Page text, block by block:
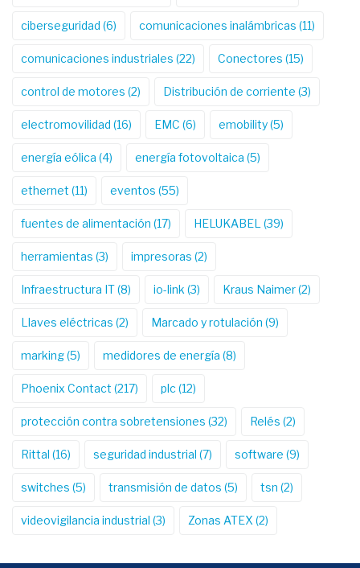
ciberseguridad (6) comunicaciones inalámbricas (11)
comunicaciones industriales (22) Conectores (15)
control de motores (2) Distribución de corriente (3)
electromovilidad (16) EMC (6) emobility(5)
energía eólica (4) energía fotovoltaica (5)
ethernet (11) eventos (55)
fuentes de alimentación (17) HELUKABEL (39)
herramientas (3) impresoras (2)
Infraestructura IT(8) io-link (3) Kraus Naimer(2)
Llaves eléctricas (2) Marcado y rotulación (9)
marking(5) medidores de energía (8)
Phoenix Contact (217) plc(12)
protección contra sobretensiones (32) Relés (2)
Rittal (16) seguridad industrial (7) software (9)
switches (5) transmisión de datos (5) tsn (2)
videovigilancia industrial (3) Zonas ATEX (2)